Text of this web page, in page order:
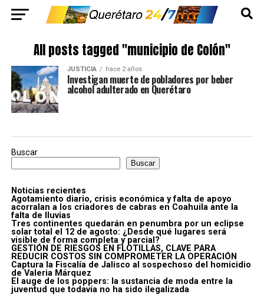
All posts tagged "municipio de Colón"
JUSTICIA hace 2 años
Investigan muerte de pobladores por beber
alcohol adulterado en Querétaro
Buscar
Buscar
Noticias recientes
Agotamiento diario, crisis económica y falta de apoyo
acorralan a los criadores de cabras en Coahuila ante la
falta de lluvias
Tres continentes quedarán en penumbra por un eclipse
solar total el 12 de agosto: ¿Desde qué lugares será
visible de forma completa y parcial?
GESTIÓN DE RIESGOS EN FLOTILLAS, CLAVE PARA
REDUCIR COSTOS SIN COMPROMETER LA OPERACIÓN
Captura la Fiscalía de Jalisco al sospechoso del homicidio
de Valeria Márquez
El auge de los poppers: la sustancia de moda entre la
juventud que todavía no ha sido ilegalizada